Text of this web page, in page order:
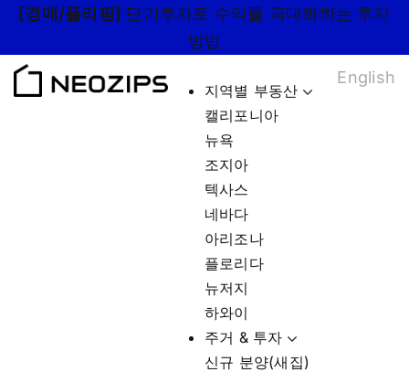
Skip
content
[경매/플리핑] 단기투자로 수익률 극대화하는 투자
방법
지역별 부동산
캘리포니아
뉴욕
조지아
텍사스
네바다
아리조나
플로리다
뉴저지
하와이
주거 & 투자
신규 분양(새집)
English